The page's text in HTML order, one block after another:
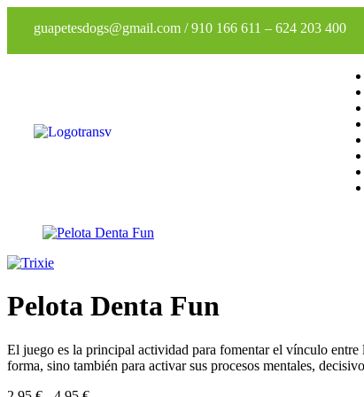
guapetesdogs@gmail.com /910 166 611 – 624 203 400
Pelota Denta Fun
El juego es la principal actividad para fomentar el vínculo
forma, sino también para activar sus procesos mentales,